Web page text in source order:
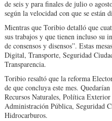
de seis y para finales de julio o
se­gún la velocidad con que se están
Mientras que Toribio de­talló que
sus trabajos y que tienen incluso su
de consensos y disensos”. Es­tas
Digital, Transporte, Seguridad
Transparencia.
Toribio resaltó que la re­forma
de que concluya este mes.
Recur­sos Naturales, Política
Administración Pública, Seguridad
Hidrocarburos.